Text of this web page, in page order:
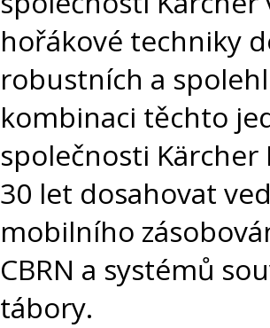
hořákové techniky
robustních a
kombinaci těchto
společnosti
30 let dosahovat
mobilního
CBRN a systémů
tábory.